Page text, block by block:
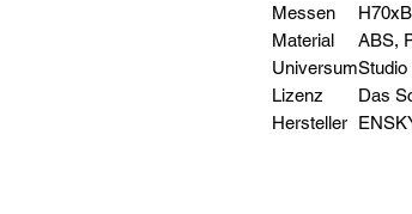
Messen
Material
ABS,
UniversumStudio
Lizenz
Das
Hersteller